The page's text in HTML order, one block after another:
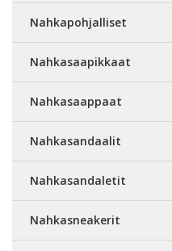
Nahkapohjalliset
Nahkasaapikkaat
Nahkasaappaat
Nahkasandaalit
Nahkasandaletit
Nahkasneakerit